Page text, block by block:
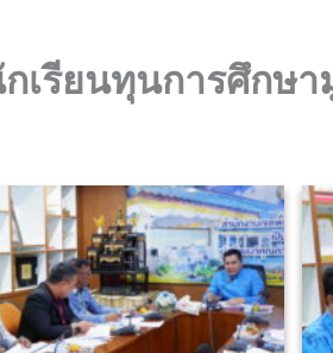
รียนทุนการศึกษา